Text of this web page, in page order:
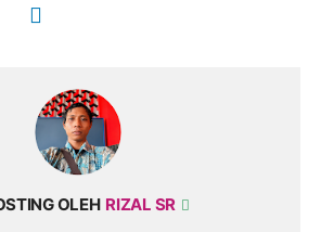
OLEH RIZAL SR